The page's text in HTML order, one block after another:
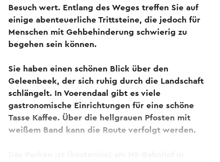
Besuch wert. Entlang des Weges treffen Sie auf
einige abenteuerliche Trittsteine, die jedoch für
Menschen mit Gehbehinderung schwierig zu
begehen sein können.
Sie haben einen schönen Blick über den
Geleenbeek, der sich ruhig durch die Landschaft
schlängelt. In Voerendaal gibt es viele
gastronomische Einrichtungen für eine schöne
Tasse Kaffee. Über die hellgrauen Pfosten mit
weißem Band kann die Route verfolgt werden.